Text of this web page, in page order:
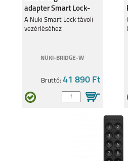
SAMSUNG GALAXY Z
FOLD7
SAMSUNG GALAXY Z
FLIP7 FE
SAMSUNG GALAXY Z
FLIP7
SAMSUNG GALAXY
A56 5G
adapter Smart Lock-
hoz
A Nuki Smart Lock távoli
vezérléséhez
NUKI-BRIDGE-W
Bruttó: 41 890 Ft